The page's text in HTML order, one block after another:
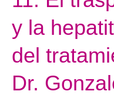
y la
del
Dr.
El
trasplante
hepático
y
hepatitis